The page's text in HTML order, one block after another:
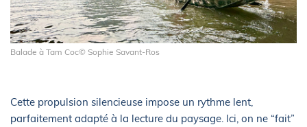
Balade à Tam Coc© Sophie Savant-Ros
Cette propulsion silencieuse impose un rythme lent,
parfaitement adapté à la lecture du paysage. Ici, on ne “fait”